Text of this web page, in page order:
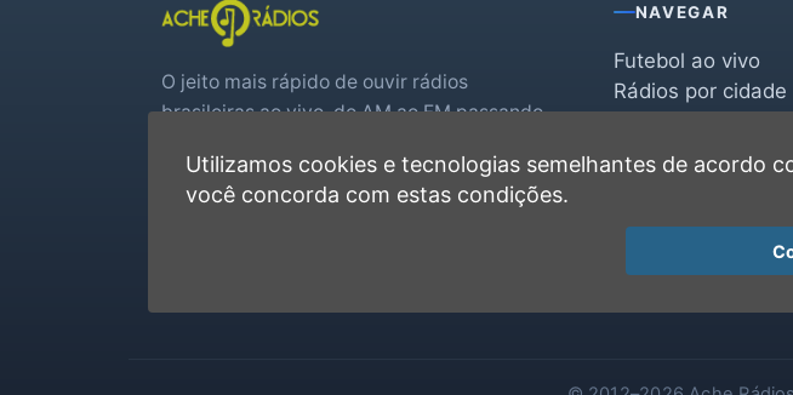
Wenceslau Braz
O jeito mais rápido de ouvir rádios
brasileiras ao vivo, do AM ao FM passando
real.
NAVEGAR
Futebol ao vivo
Rádios por cidade
Favoritas
Recentes
Utilizamos cookies e tecnologias semelhantes de acordo
você concorda com estas condições.